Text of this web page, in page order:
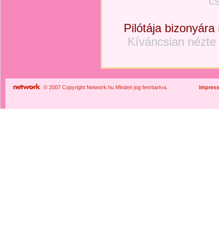
Pilótája
Kíváncsian
© 2007 Copyright Network.hu Minden jog fenntartva.